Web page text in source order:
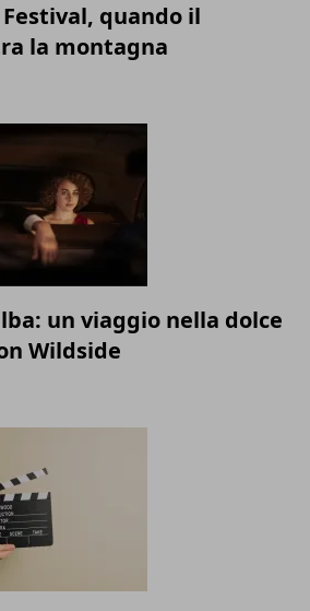
quando il
la montagna
un viaggio nella dolce
Wildside